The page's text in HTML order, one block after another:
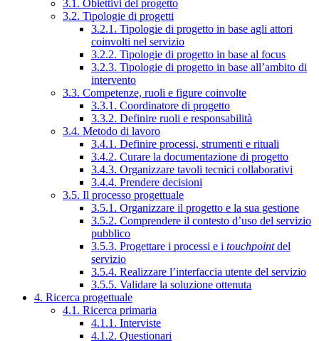
3.1. Obiettivi del progetto
3.2. Tipologie di progetti
3.2.1. Tipologie di progetto in base agli attori
coinvolti nel servizio
3.2.2. Tipologie di progetto in base al focus
3.2.3. Tipologie di progetto in base all’ambito di
intervento
3.3. Competenze, ruoli e figure coinvolte
3.3.1. Coordinatore di progetto
3.3.2. Definire ruoli e responsabilità
3.4. Metodo di lavoro
3.4.1. Definire processi, strumenti e rituali
3.4.2. Curare la documentazione di progetto
3.4.3. Organizzare tavoli tecnici collaborativi
3.4.4. Prendere decisioni
3.5. Il processo progettuale
3.5.1. Organizzare il progetto e la sua gestione
3.5.2. Comprendere il contesto d’uso del servizio
pubblico
3.5.3. Progettare i processi e i touchpointdel
servizio
3.5.4. Realizzare l’interfaccia utente del servizio
3.5.5. Validare la soluzione ottenuta
4. Ricerca progettuale
4.1. Ricerca primaria
4.1.1. Interviste
4.1.2. Questionari